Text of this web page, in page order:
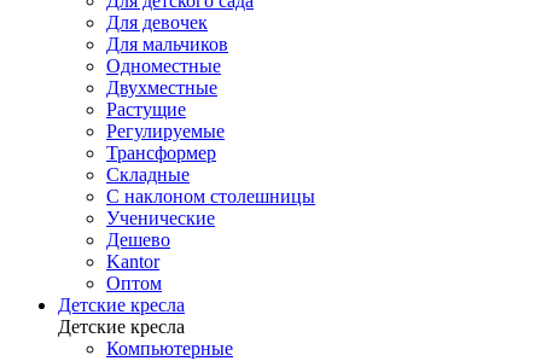
Для девочек
Для мальчиков
Одноместные
Двухместные
Растущие
Регулируемые
Трансформер
Складные
С наклоном столешницы
Ученические
Дешево
Kantor
Оптом
Детские кресла
Детские кресла
Компьютерные